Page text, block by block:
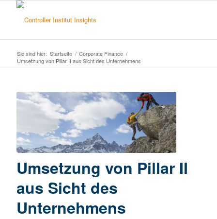
Sie sind hier: Startseite / Corporate Finance /
Umsetzung von Pillar II aus Sicht des Unternehmens
Umsetzung von Pillar II
aus Sicht des
Unternehmens